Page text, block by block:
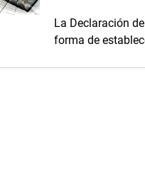
La Declaración
forma de